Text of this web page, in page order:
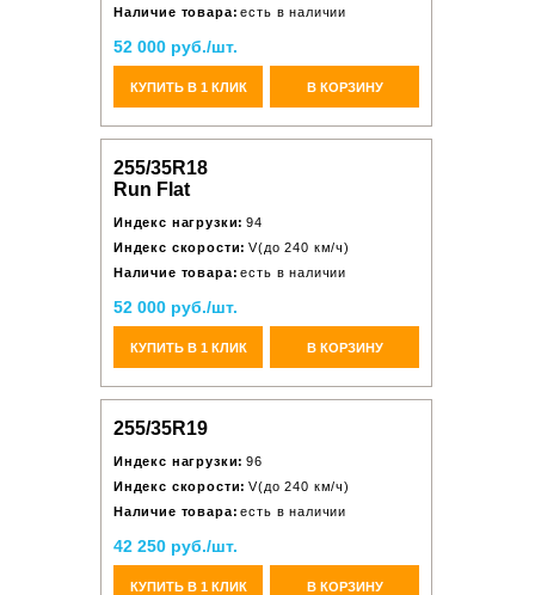
Наличие товара: есть в наличии
52 000 руб./шт.
КУПИТЬ В 1 КЛИК В КОРЗИНУ
255/35R18
Run Flat
Индекс нагрузки: 94
Индекс скорости: V(до 240 км/ч)
Наличие товара: есть в наличии
52 000 руб./шт.
КУПИТЬ В 1 КЛИК В КОРЗИНУ
255/35R19
Индекс нагрузки: 96
Индекс скорости: V(до 240 км/ч)
Наличие товара: есть в наличии
42 250 руб./шт.
КУПИТЬ В 1 КЛИК В КОРЗИНУ